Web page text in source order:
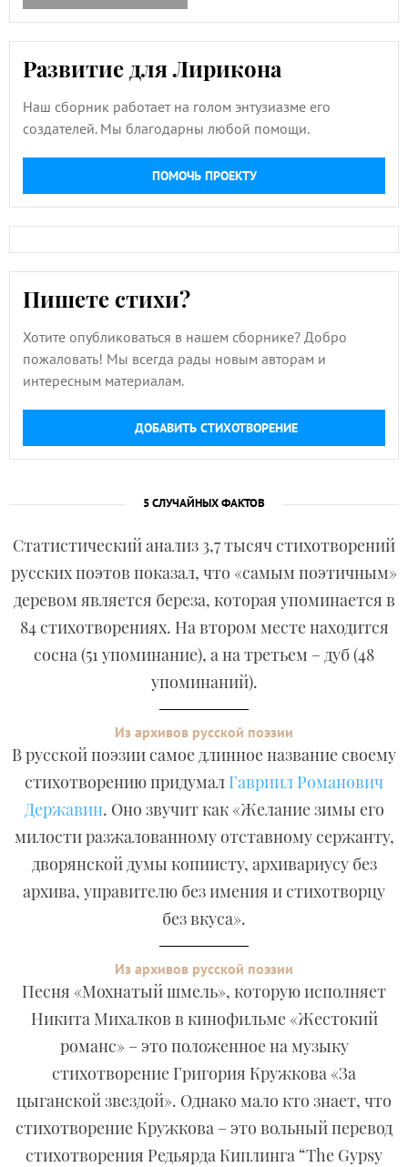
Развитие для Лирикона
Наш сборник работает на голом энтузиазме его
создателей. Мы благодарны любой помощи.
ПОМОЧЬ ПРОЕКТУ
Пишете стихи?
Хотите опубликоваться в нашем сборнике? Добро
пожаловать! Мы всегда рады новым авторам и
интересным материалам.
ДОБАВИТЬ СТИХОТВОРЕНИЕ
5 СЛУЧАЙНЫХ ФАКТОВ
Статистический анализ 3,7 тысяч стихотворений
русских поэтов показал, что «самым поэтичным»
деревом является береза, которая упоминается в
84 стихотворениях. На втором месте находится
сосна (51 упоминание), а на третьем – дуб (48
упоминаний).
Из архивов русской поэзии
В русской поэзии самое длинное название своему
стихотворению придумал Гавриил Романович
Державин. Оно звучит как «Желание зимы его
милости разжалованному отставному сержанту,
дворянской думы копиисту, архивариусу без
архива, управителю без имения и стихотворцу
без вкуса».
Из архивов русской поэзии
Песня «Мохнатый шмель», которую исполняет
Никита Михалков в кинофильме «Жестокий
романс» – это положенное на музыку
стихотворение Григория Кружкова «За
цыганской звездой». Однако мало кто знает, что
стихотворение Кружкова – это вольный перевод
стихотворения Редьярда Киплинга “The Gypsy